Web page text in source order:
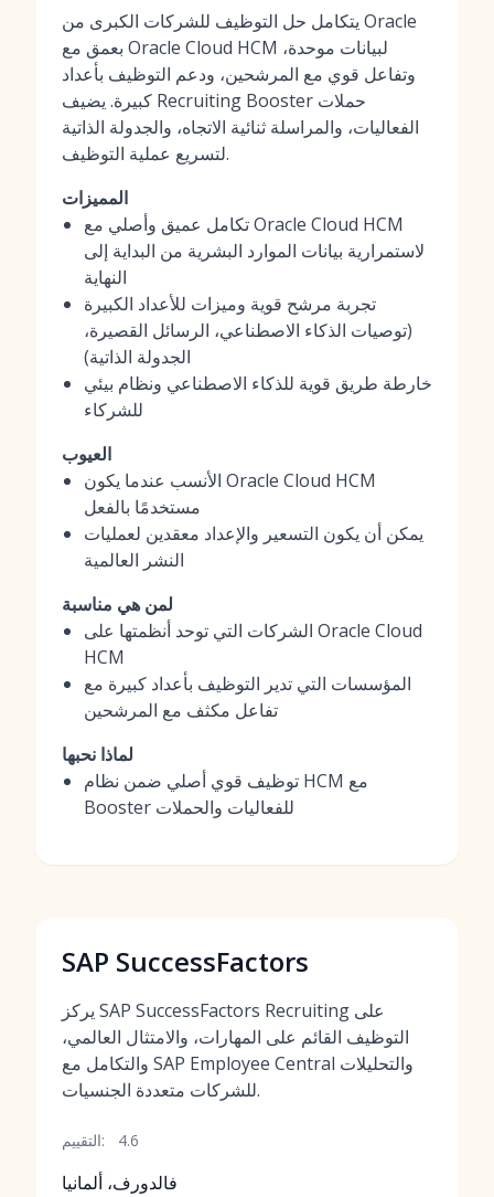
يتكامل حل التوظيف للشركات الكبرى من Oracle
بعمق مع Oracle Cloud HCM لبيانات موحدة،
وتفاعل قوي مع المرشحين، ودعم التوظيف بأعداد
كبيرة. يضيف Recruiting Booster حملات
الفعاليات، والمراسلة ثنائية الاتجاه، والجدولة الذاتية
لتسريع عملية التوظيف.
المميزات
تكامل عميق وأصلي مع Oracle Cloud HCM
لاستمرارية بيانات الموارد البشرية من البداية إلى
النهاية
تجربة مرشح قوية وميزات للأعداد الكبيرة
(توصيات الذكاء الاصطناعي، الرسائل القصيرة،
الجدولة الذاتية)
خارطة طريق قوية للذكاء الاصطناعي ونظام بيئي
للشركاء
العيوب
الأنسب عندما يكون Oracle Cloud HCM
مستخدمًا بالفعل
يمكن أن يكون التسعير والإعداد معقدين لعمليات
النشر العالمية
لمن هي مناسبة
الشركات التي توحد أنظمتها على Oracle Cloud
HCM
المؤسسات التي تدير التوظيف بأعداد كبيرة مع
تفاعل مكثف مع المرشحين
لماذا نحبها
توظيف قوي أصلي ضمن نظام HCM مع
Booster للفعاليات والحملات
SAP SuccessFactors
يركز SAP SuccessFactors Recruiting على
التوظيف القائم على المهارات، والامتثال العالمي،
والتكامل مع SAP Employee Central والتحليلات
للشركات متعددة الجنسيات.
التقييم: 4.6
فالدورف، ألمانيا